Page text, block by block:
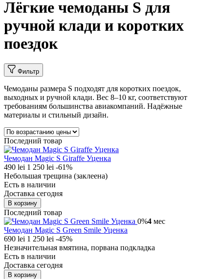
Лёгкие чемоданы S для
ручной клади и коротких
поездок
Фильтр
Чемоданы размера S подходят для коротких поездок,
выходных и ручной клади. Вес 8–10 кг, соответствуют
требованиям большинства авиакомпаний. Надёжные
материалы и стильный дизайн.
Последний товар
Чемодан Magic S Giraffe Уценка
490 lei 1 250 lei -61%
Небольшая трещина (заклеена)
Есть в наличии
Доставка сегодня
В корзину
Последний товар
0%4 мес
Чемодан Magic S Green Smile Уценка
690 lei 1 250 lei -45%
Незначительная вмятина, порвана подкладка
Есть в наличии
Доставка сегодня
В корзину